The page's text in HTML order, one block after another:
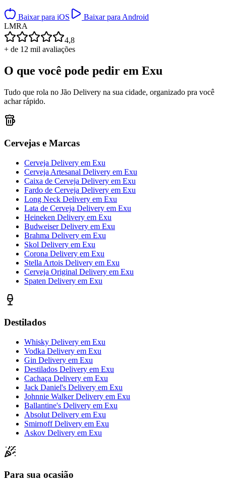
Baixar para iOS
Baixar para Android
LMRA
4,8
+ de 12 mil avaliações
O que você pode pedir em Exu
Tudo que rola no Jão Delivery na sua cidade, organizado pra você
achar rápido.
Cervejas e Marcas
Cerveja Delivery em Exu
Cerveja Artesanal Delivery em Exu
Caixa de Cerveja Delivery em Exu
Fardo de Cerveja Delivery em Exu
Long Neck Delivery em Exu
Lata de Cerveja Delivery em Exu
Heineken Delivery em Exu
Budweiser Delivery em Exu
Brahma Delivery em Exu
Skol Delivery em Exu
Corona Delivery em Exu
Stella Artois Delivery em Exu
Cerveja Original Delivery em Exu
Spaten Delivery em Exu
Destilados
Whisky Delivery em Exu
Vodka Delivery em Exu
Gin Delivery em Exu
Destilados Delivery em Exu
Cachaça Delivery em Exu
Jack Daniel's Delivery em Exu
Johnnie Walker Delivery em Exu
Ballantine's Delivery em Exu
Absolut Delivery em Exu
Smirnoff Delivery em Exu
Askov Delivery em Exu
Para sua ocasião